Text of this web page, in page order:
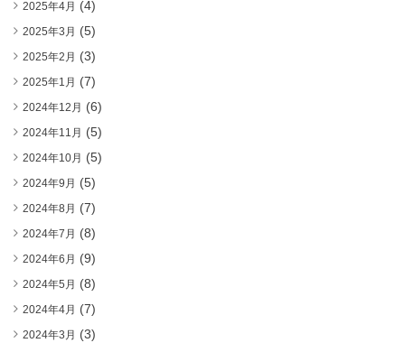
2025年4月 (4)
2025年3月 (5)
2025年2月 (3)
2025年1月 (7)
2024年12月 (6)
2024年11月 (5)
2024年10月 (5)
2024年9月 (5)
2024年8月 (7)
2024年7月 (8)
2024年6月 (9)
2024年5月 (8)
2024年4月 (7)
2024年3月 (3)